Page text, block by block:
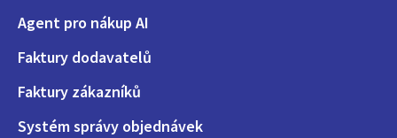
Agent pro nákup AI
Faktury dodavatelů
Faktury zákazníků
Systém správy objednávek